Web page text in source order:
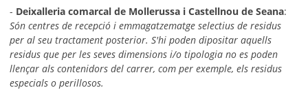
- Deixalleria comarcal de Mollerussa i Castellnou de Seana:
Són centres de recepció i emmagatzematge selectius de residus
per al seu tractament posterior. S'hi poden dipositar aquells
residus que per les seves dimensions i/o tipologia no es poden
llençar als contenidors del carrer, com per exemple, els residus
especials o perillosos.